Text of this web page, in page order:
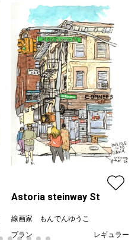
Astoria steinway St
線画家 もんでんゆうこ
プラン
レギュラー